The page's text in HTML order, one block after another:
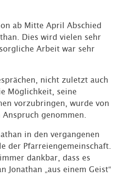
ab Mitte April Abschied
Dies wird vielen sehr
Arbeit war sehr
nicht zuletzt auch
Möglichkeit, seine
vorzubringen, wurde von
genommen.
in den vergangenen
der Pfarreiengemeinschaft.
dankbar, dass es
Jonathan „aus einem Geist“